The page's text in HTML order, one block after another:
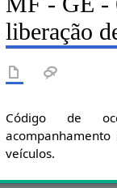
liberação
Código de
veículos.